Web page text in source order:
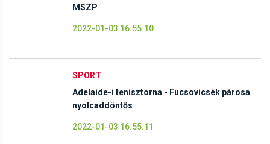
MSZP
2022-01-03 16:55:10
SPORT
Adelaide-i tenisztorna - Fucsovicsék párosa
nyolcaddöntős
2022-01-03 16:55:11